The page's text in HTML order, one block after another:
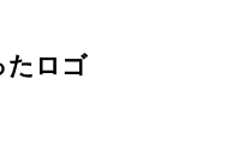
たロゴ